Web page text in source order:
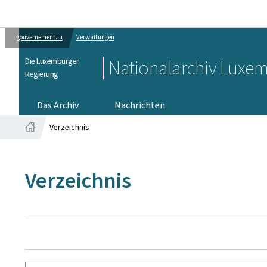
gouvernement.lu Verwaltungen
Die Luxemburger
Regierung
Nationalarchiv
Das Archiv
Nachrichten
Verzeichnis
Verzeichnis